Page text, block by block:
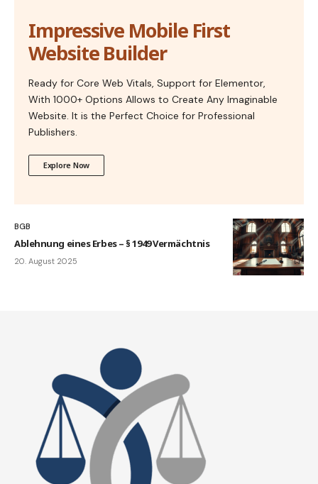
Impressive Mobile First
Website Builder
Ready for Core Web Vitals, Support for Elementor,
With 1000+ Options Allows to Create Any Imaginable
Website. It is the Perfect Choice for Professional
Publishers.
Explore Now
BGB
Ablehnung eines Erbes – § 1949 Vermächtnis
20. August 2025